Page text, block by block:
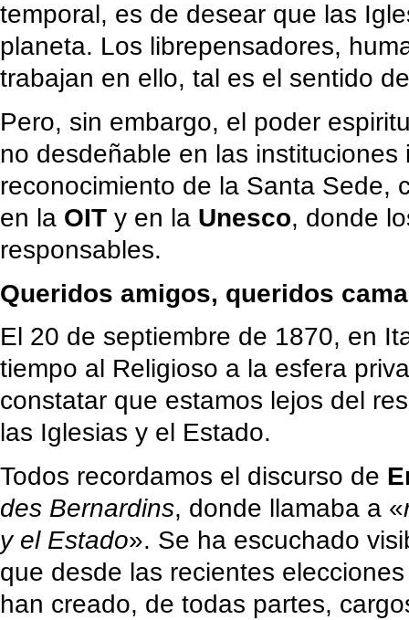
temporal, es de desear que las
planeta. Los librepensadores,
trabajan en ello, tal es el sentido
Pero, sin embargo, el poder
no desdeñable en las instituciones
reconocimiento de la Santa Sede,
en la OIT y en la Unesco, donde
responsables.
Queridos amigos, queridos
El 20 de septiembre de 1870, en
tiempo al Religioso a la esfera
constatar que estamos lejos del
las Iglesias y el Estado.
Todos recordamos el discurso de
des Bernardins, donde llamaba a «
y el Estado». Se ha escuchado
que desde las recientes
han creado, de todas partes,